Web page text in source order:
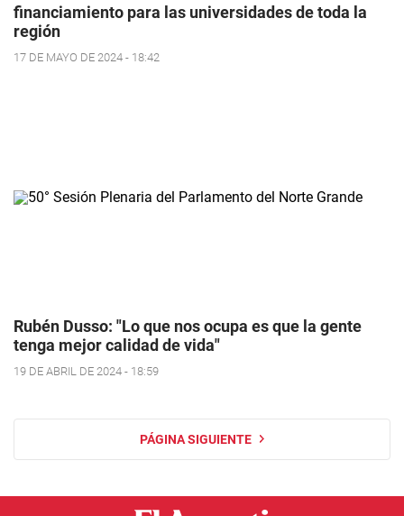
financiamiento para las universidades de toda la
región
17 DE MAYO DE 2024 - 18:42
Rubén Dusso: "Lo que nos ocupa es que la gente
tenga mejor calidad de vida"
19 DE ABRIL DE 2024 - 18:59
PÁGINA SIGUIENTE